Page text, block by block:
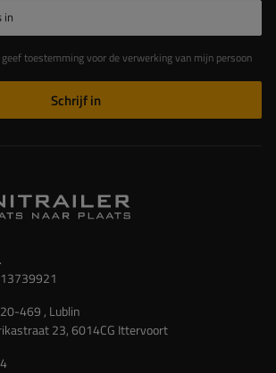
in
van mijn persoonlijke gegevens in het contactformulier in overeenstemming met de Verordening van het Europees Parlement en de Raad (EU)
Schrijf in
469 , Lublin
23, 6014CG Ittervoort